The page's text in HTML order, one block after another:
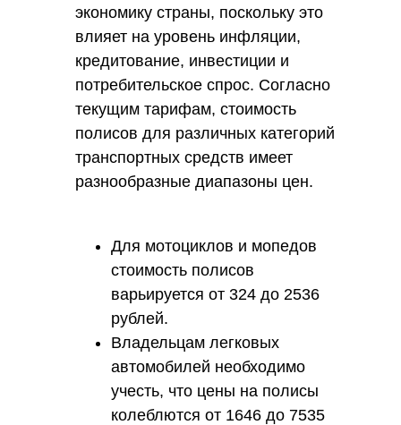
экономику страны, поскольку это
влияет на уровень инфляции,
кредитование, инвестиции и
потребительское спрос. Согласно
текущим тарифам, стоимость
полисов для различных категорий
транспортных средств имеет
разнообразные диапазоны цен.
Для мотоциклов и мопедов
стоимость полисов
варьируется от 324 до 2536
рублей.
Владельцам легковых
автомобилей необходимо
учесть, что цены на полисы
колеблются от 1646 до 7535